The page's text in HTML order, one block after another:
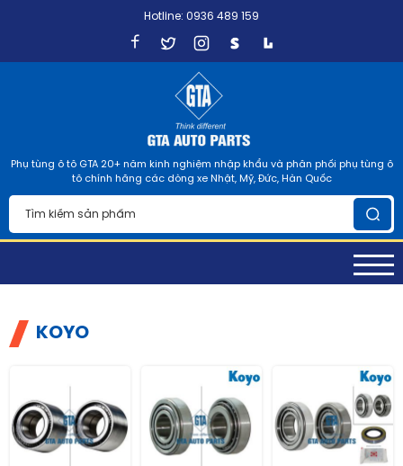
Hotline: 0936 489 159
Phụ tùng ô tô GTA 20+ năm kinh nghiệm nhập khẩu và phân phối phụ tùng ô
tô chính hãng các dòng xe Nhật, Mỹ, Đức, Hàn Quốc
KOYO